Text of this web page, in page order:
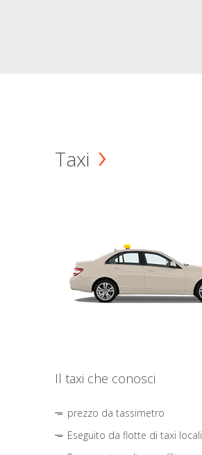
Taxi
Il taxi che conosci
prezzo da tassimetro
Eseguito da flotte di taxi locali